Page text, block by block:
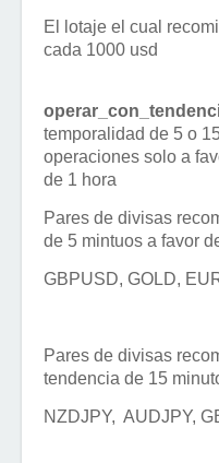
El lotaje el cual
cada 1000 usd
temporalidad de 5 o
operaciones solo a
de 1 hora
Pares de divisas
de 5 mintuos a favor
GBPUSD, GOLD,
Pares de divisas
tendencia de 15
NZDJPY, AUDJPY,